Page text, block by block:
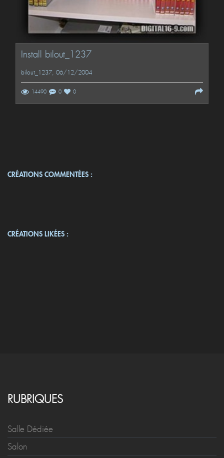
Install bilout_1237
bilout_1237, 06/12/2004
14490 0 0
CRÉATIONS COMMENTÉES :
CRÉATIONS LIKÉES :
RUBRIQUES
Salle Dédiée
Salon